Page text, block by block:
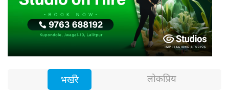
भर्खरै लोकप्रिय